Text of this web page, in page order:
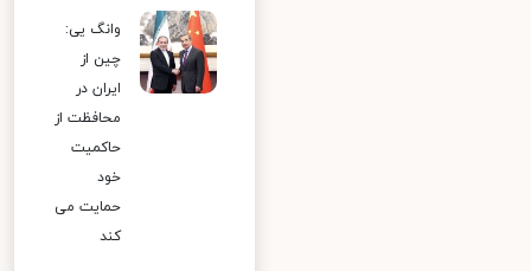
وانگ یی:
چین از
ایران در
محافظت از
حاکمیت
خود
حمایت می
کند